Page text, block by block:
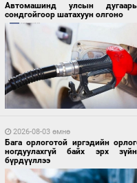
1 өдрийн өмнө өмнө
Автомашинд улсын
сондгойгоор шатахуун олгоно
2026-08-03 өмнө
Бага орлоготой иргэдийн
ногдуулахгүй байх эрх
бүрдүүллээ